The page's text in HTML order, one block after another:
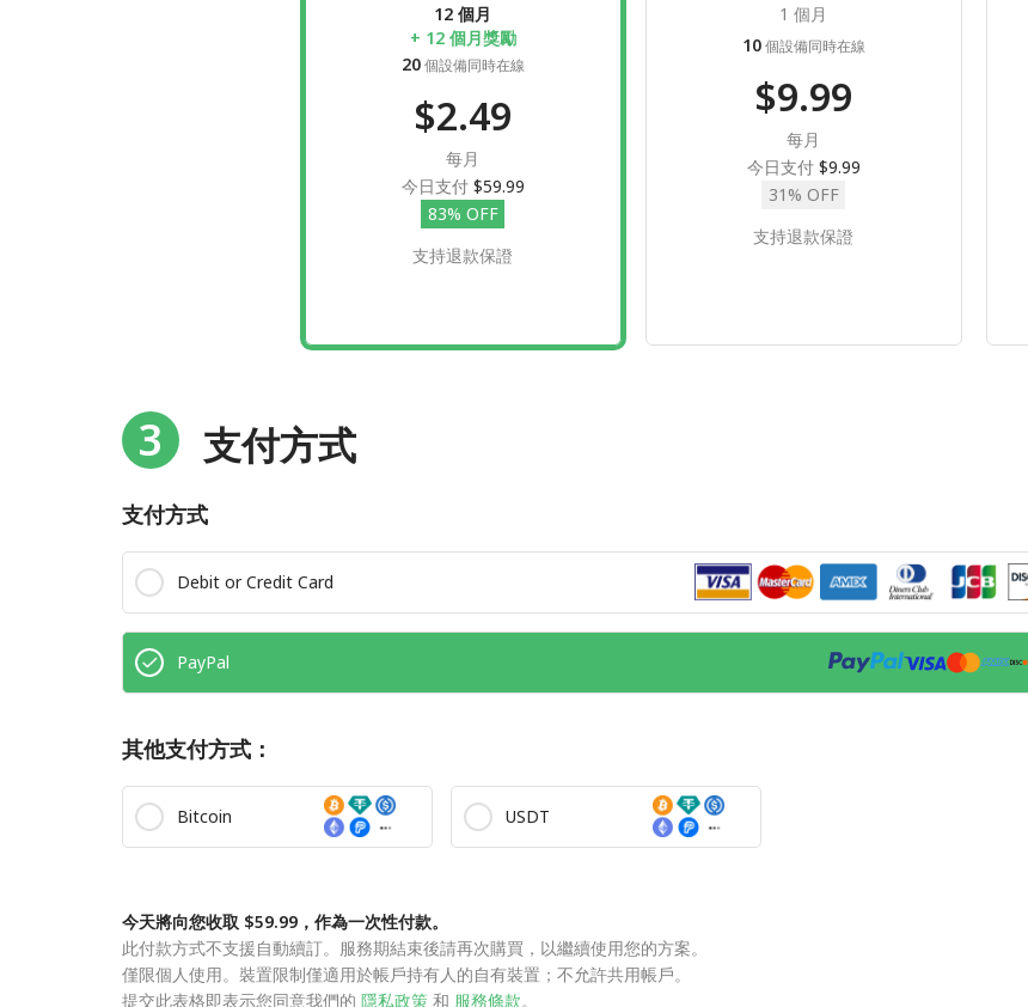
12 個月
+ 12 個月獎勵
20個設備同時在線
$2.49
每月
今日支付 $59.99
83% OFF
支持退款保證
1 個月
10個設備同時在線
$9.99
每月
今日支付 $9.99
31% OFF
支持退款保證
3 支付方式
支付方式
Debit or Credit Card
PayPal
其他支付方式：
Bitcoin USDT
今天將向您收取 $59.99，作為一次性付款。
此付款方式不支援自動續訂。服務期結束後請再次購買，以繼續使用您的方案。
僅限個人使用。裝置限制僅適用於帳戶持有人的自有裝置；不允許共用帳戶。
提交此表格即表示您同意我們的 隱私政策 和 服務條款。